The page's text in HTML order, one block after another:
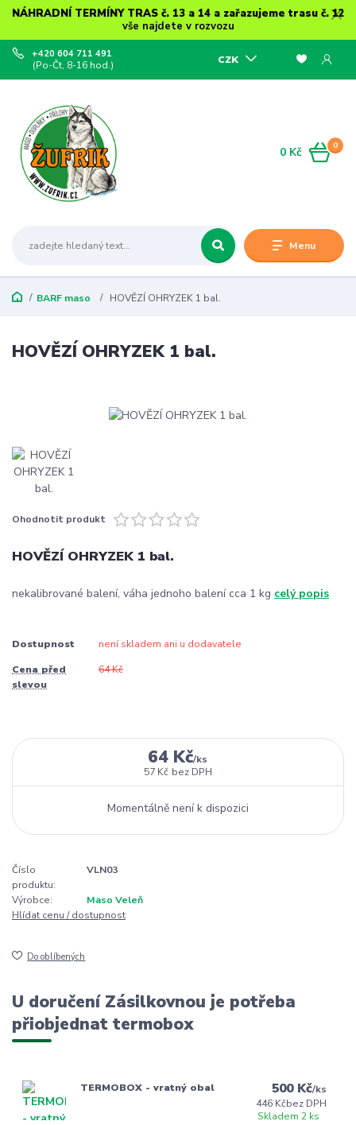
NÁHRADNÍ TERMÍNY TRAS č. 13 a 14 a zařazujeme trasu č. 12
vše najdete v rozvozu
Menu
CZK
+420 604 711 491
(Po-Čt, 8-16 hod.)
0
0 Kč
BARF maso HOVĚZÍ OHRYZEK 1 bal.
HOVĚZÍ OHRYZEK 1 bal.
Ohodnotit produkt
HOVĚZÍ OHRYZEK 1 bal.
nekalibrované balení, váha jednoho balení cca 1 kg celý popis
Dostupnost není skladem ani u dodavatele
Cena před
slevou
64 Kč
64 Kč/ks
57 Kč bez DPH
Momentálně není k dispozici
Číslo
produktu:
VLN03
Výrobce:
Maso Veleň
Hlídat cenu / dostupnost
Do oblíbených
U doručení Zásilkovnou je potřeba
přiobjednat termobox
TERMOBOX - vratný obal 500 Kč/ks
446 Kčbez DPH
Skladem 2 ks